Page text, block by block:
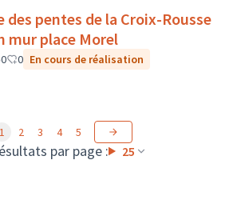
des pentes de la Croix-Rousse
mur place Morel
0 0 En cours de réalisation
par page : 25
1 2 3 4 5